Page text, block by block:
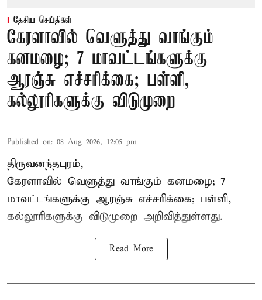
தேசிய செய்திகள்
கேரளாவில் வெளுத்து வாங்கும்
கனமழை; 7 மாவட்டங்களுக்கு
ஆரஞ்சு எச்சரிக்கை; பள்ளி,
கல்லூரிகளுக்கு விடுமுறை
Published on: 08 Aug 2026, 12:05 pm
திருவனந்தபுரம்,
கேரளாவில் வெளுத்து வாங்கும் கனமழை; 7
மாவட்டங்களுக்கு ஆரஞ்சு எச்சரிக்கை; பள்ளி,
கல்லூரிகளுக்கு விடுமுறை அறிவித்துள்ளது.
Read More